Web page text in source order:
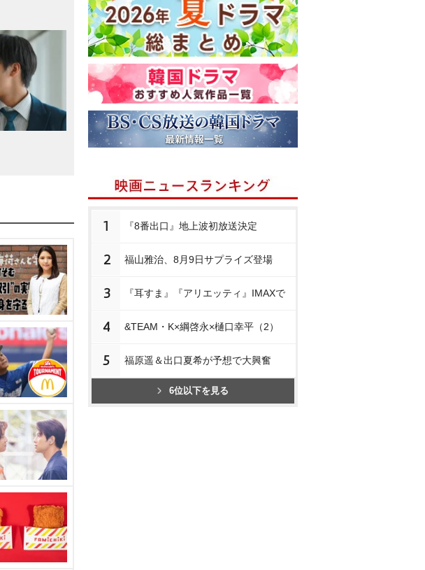
1 『8番出口』地上波初放送決定
2 福山雅治、8月9日サプライズ登場
3 『耳すま』『アリエッティ』IMAXで
4 &TEAM・K×綱啓永×樋口幸平（2）
5 福原遥＆出口夏希が予想で大興奮
6位以下を見る